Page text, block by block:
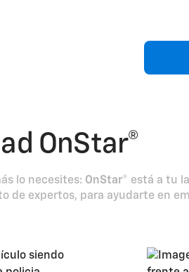
OnStar®
lo necesites: OnStar® está a tu
de expertos, para ayudarte en